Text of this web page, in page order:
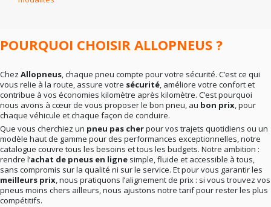
En résumé
POURQUOI CHOISIR ALLOPNEUS ?
Chez Allopneus, chaque pneu compte pour votre sécurité. C’est ce qui
vous relie à la route, assure votre sécurité, améliore votre confort et
contribue à vos économies kilomètre après kilomètre. C’est pourquoi
nous avons à cœur de vous proposer le bon pneu, au bon prix, pour
chaque véhicule et chaque façon de conduire.
Que vous cherchiez un pneu pas cherpour vos trajets quotidiens ou un
modèle haut de gamme pour des performances exceptionnelles, notre
catalogue couvre tous les besoins et tous les budgets. Notre ambition :
rendre l’achat de pneus en ligne simple, fluide et accessible à tous,
sans compromis sur la qualité ni sur le service. Et pour vous garantir les
meilleurs prix, nous pratiquons l’alignement de prix : si vous trouvez vos
pneus moins chers ailleurs, nous ajustons notre tarif pour rester les plus
compétitifs.